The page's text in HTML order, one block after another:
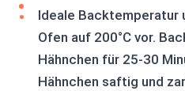
Ideale Backtemperatur
Ofen auf 200°C vor.
Hähnchen für 25-30
Hähnchen saftig und